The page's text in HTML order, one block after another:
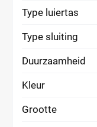
Type luiertas
Type sluiting
Duurzaamheid
Kleur
Grootte